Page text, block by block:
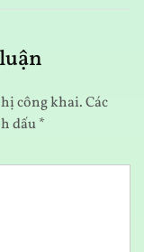
công khai.Các
dấu*